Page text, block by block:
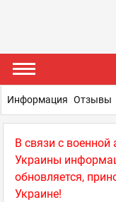
В связи с
Украины
обновляется,
Украине!
Информация Отзывы